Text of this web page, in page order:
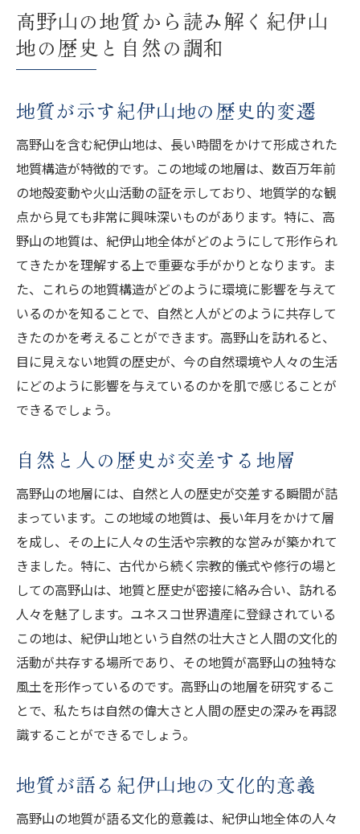
高野山の地質から読み解く紀伊山
地の歴史と自然の調和
地質が示す紀伊山地の歴史的変遷
高野山を含む紀伊山地は、長い時間をかけて形成された
地質構造が特徴的です。この地域の地層は、数百万年前
の地殻変動や火山活動の証を示しており、地質学的な観
点から見ても非常に興味深いものがあります。特に、高
野山の地質は、紀伊山地全体がどのようにして形作られ
てきたかを理解する上で重要な手がかりとなります。ま
た、これらの地質構造がどのように環境に影響を与えて
いるのかを知ることで、自然と人がどのように共存して
きたのかを考えることができます。高野山を訪れると、
目に見えない地質の歴史が、今の自然環境や人々の生活
にどのように影響を与えているのかを肌で感じることが
できるでしょう。
自然と人の歴史が交差する地層
高野山の地層には、自然と人の歴史が交差する瞬間が詰
まっています。この地域の地質は、長い年月をかけて層
を成し、その上に人々の生活や宗教的な営みが築かれて
きました。特に、古代から続く宗教的儀式や修行の場と
しての高野山は、地質と歴史が密接に絡み合い、訪れる
人々を魅了します。ユネスコ世界遺産に登録されている
この地は、紀伊山地という自然の壮大さと人間の文化的
活動が共存する場所であり、その地質が高野山の独特な
風土を形作っているのです。高野山の地層を研究するこ
とで、私たちは自然の偉大さと人間の歴史の深みを再認
識することができるでしょう。
地質が語る紀伊山地の文化的意義
高野山の地質が語る文化的意義は、紀伊山地全体の人々